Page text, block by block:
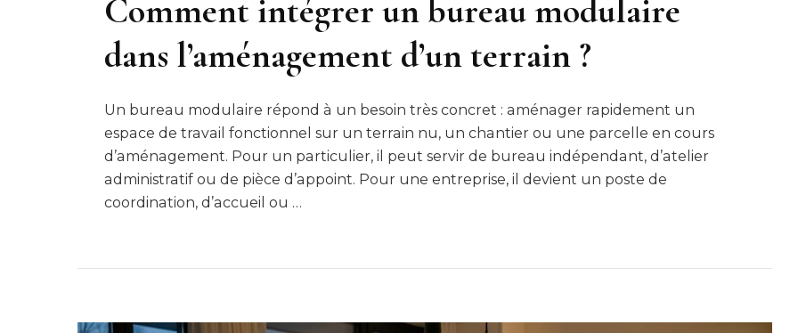
Comment intégrer un bureau modulaire
dans l’aménagement d’un terrain ?
Un bureau modulaire répond à un besoin très concret : aménager rapidement un
espace de travail fonctionnel sur un terrain nu, un chantier ou une parcelle en cours
d’aménagement. Pour un particulier, il peut servir de bureau indépendant, d’atelier
administratif ou de pièce d’appoint. Pour une entreprise, il devient un poste de
coordination, d’accueil ou …